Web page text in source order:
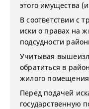
этого имущества
В соответствии с
иски о правах на
подсудности
Учитывая
обратиться в
жилого
Перед подачей
государственную